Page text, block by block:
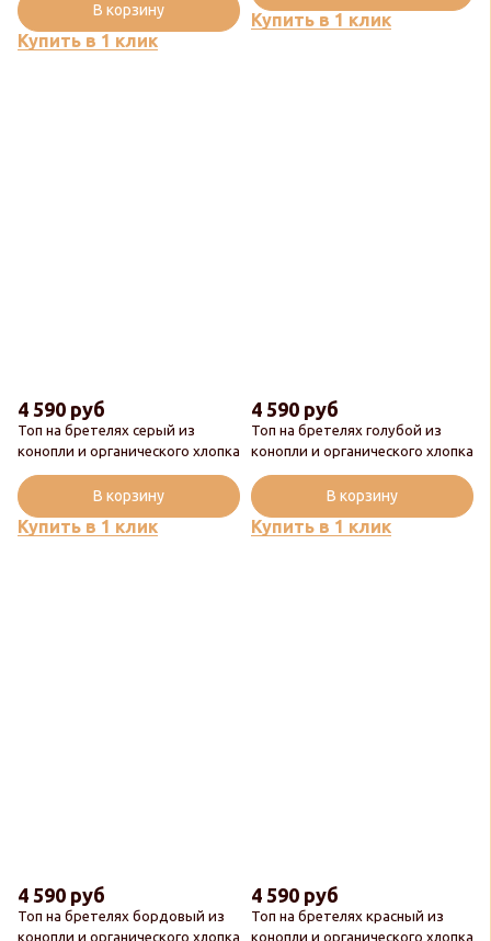
Купить в 1 клик
В корзину Купить в 1 клик
Топ на бретелях серый из
конопли и органического хлопка
4 590 руб
Купить в 1 клик
В корзину
Топ на бретелях голубой из
конопли и органического хлопка
4 590 руб
Купить в 1 клик
В корзину
Топ на бретелях бордовый из
конопли и органического хлопка
4 590 руб
Топ на бретелях красный из
конопли и органического хлопка
4 590 руб